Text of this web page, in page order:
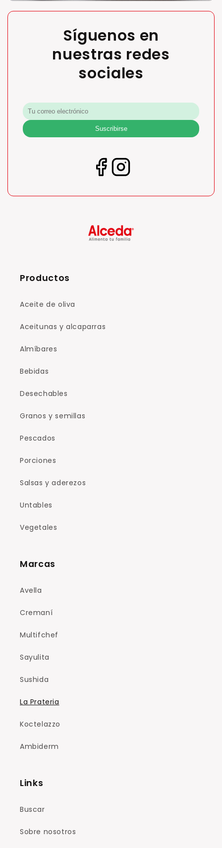
Síguenos en
nuestras redes
sociales
Suscribirse
Productos
Aceite de oliva
Aceitunas y alcaparras
Almíbares
Bebidas
Desechables
Granos y semillas
Pescados
Porciones
Salsas y aderezos
Untables
Vegetales
Marcas
Avella
Cremaní
Multifchef
Sayulita
Sushida
La Prateria
Koctelazzo
Ambiderm
Links
Buscar
Sobre nosotros